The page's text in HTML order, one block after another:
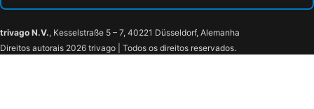
Riegersburg
Therme Loipersdorf
Mühlenhof
Parktherme
Zehnerhaus
Zum Dokl
trivago N.V., Kesselstraße 5 – 7, 40221 Düsseldorf, Alemanha
Direitos autorais 2026 trivago | Todos os direitos reservados.